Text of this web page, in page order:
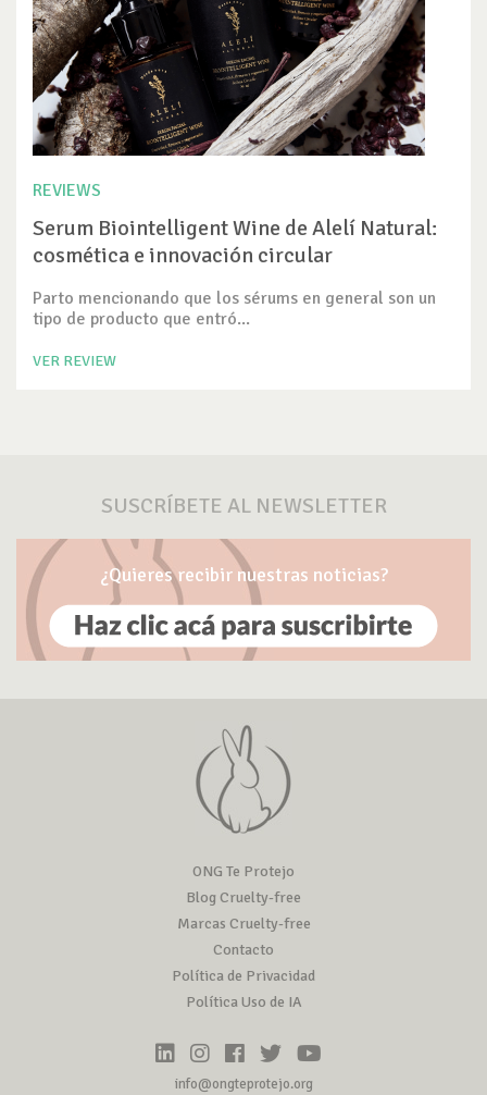
REVIEWS
Serum Biointelligent Wine de Alelí Natural:
cosmética e innovación circular
Parto mencionando que los sérums en general son un
tipo de producto que entró...
VER REVIEW
SUSCRÍBETE AL NEWSLETTER
¿Quieres recibir nuestras noticias?
ONG Te Protejo
Blog Cruelty-free
Marcas Cruelty-free
Contacto
Política de Privacidad
Política Uso de IA
info@ongteprotejo.org